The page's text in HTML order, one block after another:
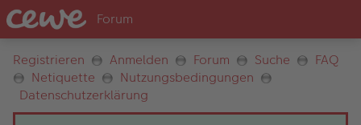
Registrieren Anmelden Forum Suche
FAQ
Netiquette
Nutzungsbedingungen
Datenschutzerklärung